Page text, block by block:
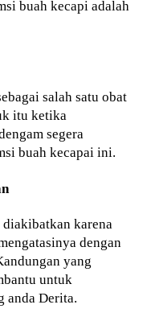
buah kecapi adalah
salah satu obat
itu ketika
segera
buah kecapai ini.
karena
dengan
yang
untuk
anda Derita.